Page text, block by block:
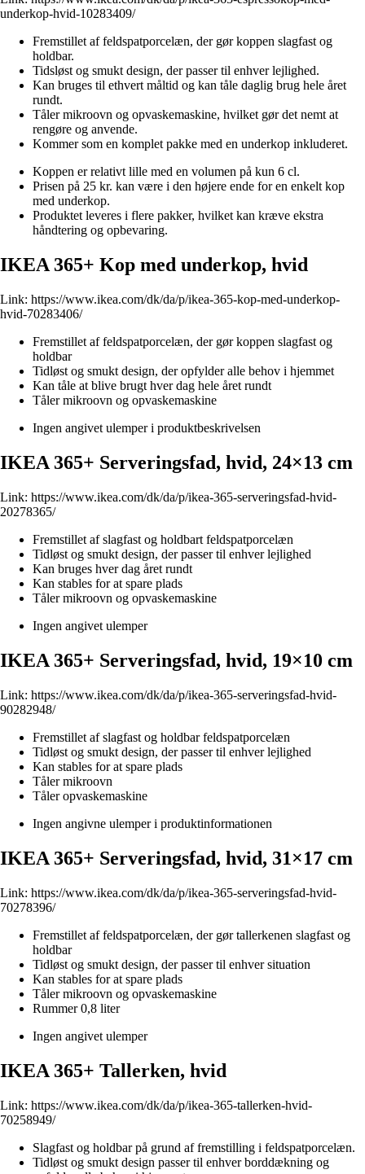
underkop-hvid-10283409/
Fremstillet af feldspatporcelæn, der gør koppen slagfast og
holdbar.
Tidsløst og smukt design, der passer til enhver lejlighed.
Kan bruges til ethvert måltid og kan tåle daglig brug hele året
rundt.
Tåler mikroovn og opvaskemaskine, hvilket gør det nemt at
rengøre og anvende.
Kommer som en komplet pakke med en underkop inkluderet.
Koppen er relativt lille med en volumen på kun 6 cl.
Prisen på 25 kr. kan være i den højere ende for en enkelt kop
med underkop.
Produktet leveres i flere pakker, hvilket kan kræve ekstra
håndtering og opbevaring.
IKEA 365+ Kop med underkop, hvid
Link: https://www.ikea.com/dk/da/p/ikea-365-kop-med-underkop-
hvid-70283406/
Fremstillet af feldspatporcelæn, der gør koppen slagfast og
holdbar
Tidløst og smukt design, der opfylder alle behov i hjemmet
Kan tåle at blive brugt hver dag hele året rundt
Tåler mikroovn og opvaskemaskine
Ingen angivet ulemper i produktbeskrivelsen
IKEA 365+ Serveringsfad, hvid, 24×13 cm
Link: https://www.ikea.com/dk/da/p/ikea-365-serveringsfad-hvid-
20278365/
Fremstillet af slagfast og holdbart feldspatporcelæn
Tidløst og smukt design, der passer til enhver lejlighed
Kan bruges hver dag året rundt
Kan stables for at spare plads
Tåler mikroovn og opvaskemaskine
Ingen angivet ulemper
IKEA 365+ Serveringsfad, hvid, 19×10 cm
Link: https://www.ikea.com/dk/da/p/ikea-365-serveringsfad-hvid-
90282948/
Fremstillet af slagfast og holdbar feldspatporcelæn
Tidløst og smukt design, der passer til enhver lejlighed
Kan stables for at spare plads
Tåler mikroovn
Tåler opvaskemaskine
Ingen angivne ulemper i produktinformationen
IKEA 365+ Serveringsfad, hvid, 31×17 cm
Link: https://www.ikea.com/dk/da/p/ikea-365-serveringsfad-hvid-
70278396/
Fremstillet af feldspatporcelæn, der gør tallerkenen slagfast og
holdbar
Tidløst og smukt design, der passer til enhver situation
Kan stables for at spare plads
Tåler mikroovn og opvaskemaskine
Rummer 0,8 liter
Ingen angivet ulemper
IKEA 365+ Tallerken, hvid
Link: https://www.ikea.com/dk/da/p/ikea-365-tallerken-hvid-
70258949/
Slagfast og holdbar på grund af fremstilling i feldspatporcelæn.
Tidløst og smukt design passer til enhver borddækning og